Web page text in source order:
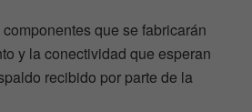
que se fabricarán
y la conectividad que esperan
recibido por parte de la